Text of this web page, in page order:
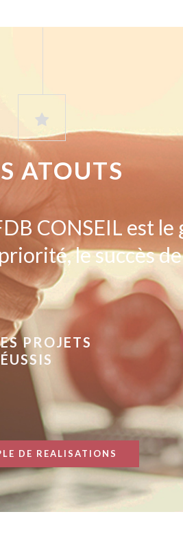
ATOUTS
CONSEIL est le
le succès
PROJETS
DE REALISATIONS